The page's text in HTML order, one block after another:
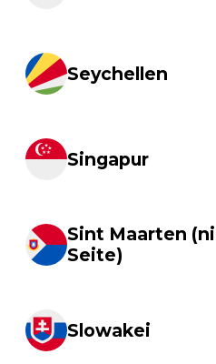
Seychellen
Singapur
Sint Maarten
Seite)
Slowakei